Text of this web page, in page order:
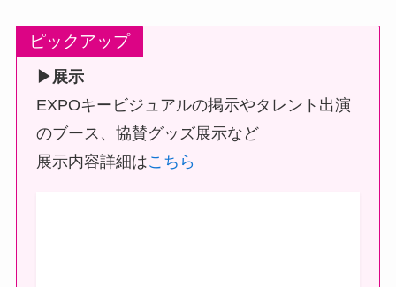
ピックアップ
▶展示
EXPOキービジュアルの掲示やタレント出演
のブース、協賛グッズ展示など
展示内容詳細はこちら